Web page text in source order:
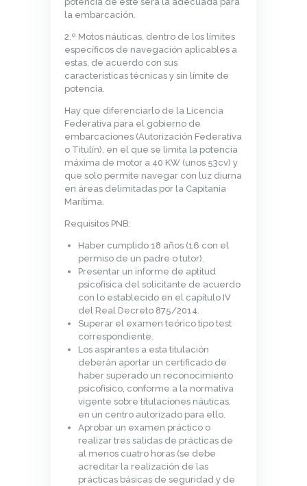
la embarcación.
2.º Motos náuticas, dentro de los límites
específicos de navegación aplicables a
estas, de acuerdo con sus
características técnicas y sin límite de
potencia.
Hay que diferenciarlo de la Licencia
Federativa para el gobierno de
embarcaciones (Autorización Federativa
o Titulín), en el que se limita la potencia
máxima de motor a 40 KW (unos 53cv) y
que solo permite navegar con luz diurna
en áreas delimitadas por la Capitanía
Marítima.
Requisitos PNB:
Haber cumplido 18 años (16 con el
permiso de un padre o tutor).
Presentar un informe de aptitud
psicofísica del solicitante de acuerdo
con lo establecido en el capítulo IV
del Real Decreto 875/2014.
Superar el examen teórico tipo test
correspondiente.
Los aspirantes a esta titulación
deberán aportar un certificado de
haber superado un reconocimiento
psicofísico, conforme a la normativa
vigente sobre titulaciones náuticas,
en un centro autorizado para ello.
Aprobar un examen práctico o
realizar tres salidas de prácticas de
al menos cuatro horas (se debe
acreditar la realización de las
prácticas básicas de seguridad y de